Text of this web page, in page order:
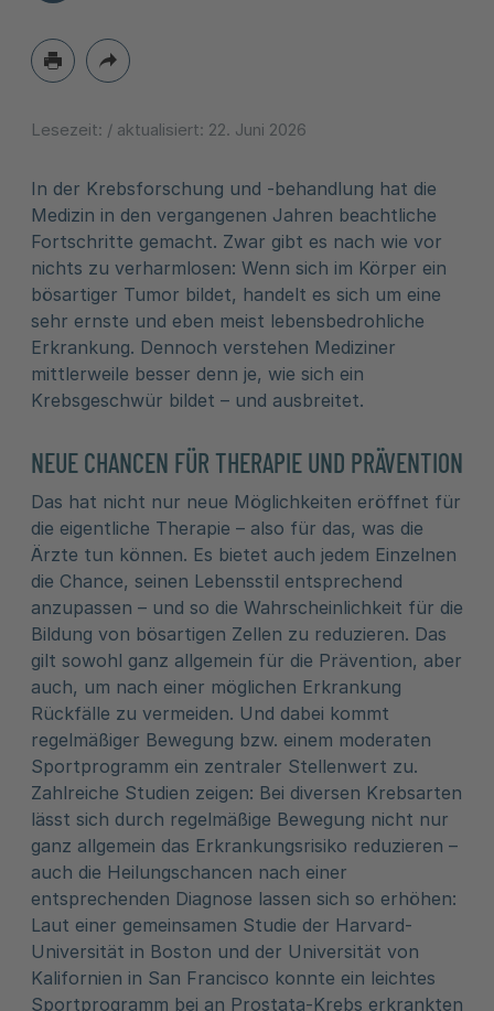
Lesezeit: / aktualisiert: 22. Juni 2026
In der Krebsforschung und -behandlung hat die
Medizin in den vergangenen Jahren beachtliche
Fortschritte gemacht. Zwar gibt es nach wie vor
nichts zu verharmlosen: Wenn sich im Körper ein
bösartiger Tumor bildet, handelt es sich um eine
sehr ernste und eben meist lebensbedrohliche
Erkrankung. Dennoch verstehen Mediziner
mittlerweile besser denn je, wie sich ein
Krebsgeschwür bildet – und ausbreitet.
NEUE CHANCEN FÜR THERAPIE UND PRÄVENTION
Das hat nicht nur neue Möglichkeiten eröffnet für
die eigentliche Therapie – also für das, was die
Ärzte tun können. Es bietet auch jedem Einzelnen
die Chance, seinen Lebensstil entsprechend
anzupassen – und so die Wahrscheinlichkeit für die
Bildung von bösartigen Zellen zu reduzieren. Das
gilt sowohl ganz allgemein für die Prävention, aber
auch, um nach einer möglichen Erkrankung
Rückfälle zu vermeiden. Und dabei kommt
regelmäßiger Bewegung bzw. einem moderaten
Sportprogramm ein zentraler Stellenwert zu.
Zahlreiche Studien zeigen: Bei diversen Krebsarten
lässt sich durch regelmäßige Bewegung nicht nur
ganz allgemein das Erkrankungsrisiko reduzieren –
auch die Heilungschancen nach einer
entsprechenden Diagnose lassen sich so erhöhen:
Laut einer gemeinsamen Studie der Harvard-
Universität in Boston und der Universität von
Kalifornien in San Francisco konnte ein leichtes
Sportprogramm bei an Prostata-Krebs erkrankten